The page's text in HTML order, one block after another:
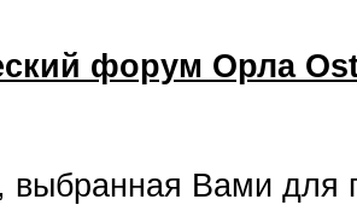
форум Орла
выбранная Вами для